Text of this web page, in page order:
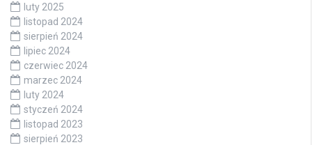
luty 2025
listopad 2024
sierpień 2024
lipiec 2024
czerwiec 2024
marzec 2024
luty 2024
styczeń 2024
listopad 2023
sierpień 2023